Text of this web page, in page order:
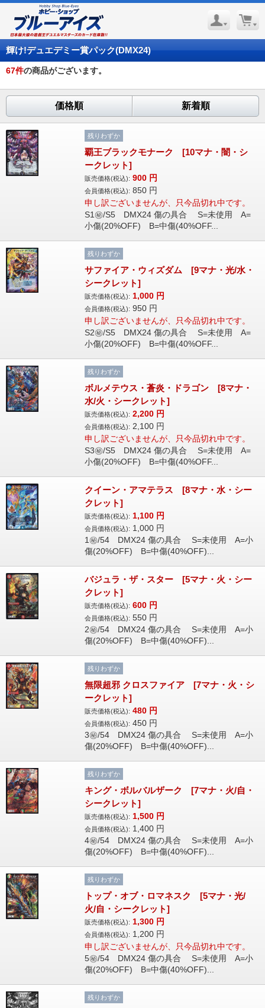
輝け!デュエデミー賞パック(DMX24)
67件の商品がございます。
価格順 新着順
残りわずか
覇王ブラックモナーク [10マナ・闇・シ
ークレット]
販売価格(税込): 900 円
会員価格(税込): 850 円
申し訳ございませんが、只今品切れ中です。
S1㊙/S5 DMX24 傷の具合 S=未使用 A=
小傷(20%OFF) B=中傷(40%OFF...
残りわずか
サファイア・ウィズダム [9マナ・光/水・
シークレット]
販売価格(税込): 1,000 円
会員価格(税込): 950 円
申し訳ございませんが、只今品切れ中です。
S2㊙/S5 DMX24 傷の具合 S=未使用 A=
小傷(20%OFF) B=中傷(40%OFF...
残りわずか
ボルメテウス・蒼炎・ドラゴン [8マナ・
水/火・シークレット]
販売価格(税込): 2,200 円
会員価格(税込): 2,100 円
申し訳ございませんが、只今品切れ中です。
S3㊙/S5 DMX24 傷の具合 S=未使用 A=
小傷(20%OFF) B=中傷(40%OFF...
クイーン・アマテラス [8マナ・水・シー
クレット]
販売価格(税込): 1,100 円
会員価格(税込): 1,000 円
1㊙/54 DMX24 傷の具合 S=未使用 A=小
傷(20%OFF) B=中傷(40%OFF)...
バジュラ・ザ・スター [5マナ・火・シー
クレット]
販売価格(税込): 600 円
会員価格(税込): 550 円
2㊙/54 DMX24 傷の具合 S=未使用 A=小
傷(20%OFF) B=中傷(40%OFF)...
残りわずか
無限超邪 クロスファイア [7マナ・火・シ
ークレット]
販売価格(税込): 480 円
会員価格(税込): 450 円
3㊙/54 DMX24 傷の具合 S=未使用 A=小
傷(20%OFF) B=中傷(40%OFF)...
残りわずか
キング・ボルバルザーク [7マナ・火/自・
シークレット]
販売価格(税込): 1,500 円
会員価格(税込): 1,400 円
4㊙/54 DMX24 傷の具合 S=未使用 A=小
傷(20%OFF) B=中傷(40%OFF)...
残りわずか
トップ・オブ・ロマネスク [5マナ・光/
火/自・シークレット]
販売価格(税込): 1,300 円
会員価格(税込): 1,200 円
申し訳ございませんが、只今品切れ中です。
5㊙/54 DMX24 傷の具合 S=未使用 A=小
傷(20%OFF) B=中傷(40%OFF)...
残りわずか